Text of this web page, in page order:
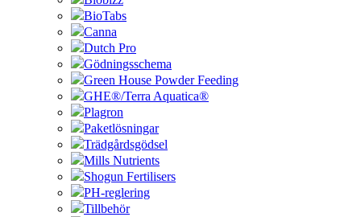
BioTabs
Canna
Dutch Pro
Gödningsschema
Green House Powder Feeding
GHE®/Terra Aquatica®
Plagron
Paketlösningar
Trädgårdsgödsel
Mills Nutrients
Shogun Fertilisers
PH-reglering
Tillbehör